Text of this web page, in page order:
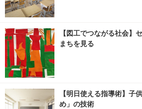
【図工でつながる社会】
まちを見る
【明日使える指導術】子
め」の技術